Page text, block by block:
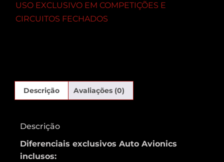
USO EXCLUSIVO EM COMPETIÇÕES E
CIRCUITOS FECHADOS
Descrição Avaliações (0)
Descrição
Diferenciais exclusivos Auto Avionics
inclusos: